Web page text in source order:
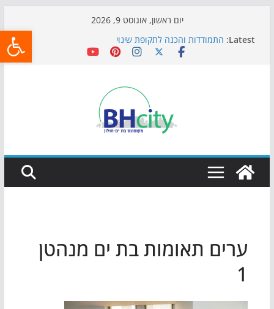
יום ראשון, אוגוסט 9, 2026
Latest: התמודדות והכנה לתקופת שינוי
אי ההרפתקאות ממשיך לכבוש את הגינות: מאות משפחות
כדורגל באווירה מיוחדת: הקרנת גמר המונדיאל בטרמינל
הקיץ של בני הנוער בבת־ים: חוף הריביירה הופך למרחב
בטוח בשעות הערב
ערים תאומות בת ים מנהטן
1